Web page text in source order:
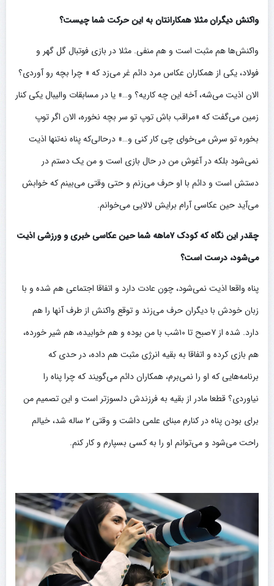
واکنش دیگران مثلا همکارانتان به این حرکت شما چیست؟
واکنش‌ها هم مثبت است و هم منفی. مثلا در بازی فوتبال گل گهر و
فولاد، یکی از همکاران عکاس مرد دائم غر می‌زد که « چرا بچه رو آوردی؟
الان اذیت می‌شه، آخه این چه کاریه؟ و…» یا در مسابقات والیبال یکی کنار
زمین می‌گفت که «مراقب باش توپ تو سر بچه نخوره، الان اگر توپ
بخوره تو سرش می‌خوای چی کار کنی و…» درحالی‌که پناه نه‌تنها اذیت
نمی‌شود بلکه در آغوش من در حال بازی است و من یک دستم در
دستش است و دائم با او حرف می‌زنم و حتی وقتی می‌بینم که خوابش
می‌آید حین عکاسی آرام برایش لالایی می‌خوانم.
چقدر این نگاه که کودک ۷ماهه شما حین عکاسی خبری و ورزشی اذیت
می‌شود، درست است؟
پناه واقعا اذیت نمی‌شود، چون عادت دارد و اتفاقا اجتماعی هم شده و با
زبان خودش با دیگران حرف می‌زند و توقع واکنش از طرف آنها را هم
دارد. شده از ۷صبح تا ۱۰شب با من بوده و هم خوابیده، هم شیر خورده،
هم بازی کرده و اتفاقا به بقیه انرژی مثبت هم داده، در حدی که
برنامه‌هایی که او را نمی‌برم، همکاران دائم می‌گویند که چرا پناه را
نیاوردی؟ قطعا مادر از بقیه به فرزندش دلسوزتر است و این تصمیم من
برای بودن پناه در کنارم مبنای علمی داشت و وقتی ۲ ساله شد، خیالم
راحت می‌شود و می‌توانم او را به کسی بسپارم و کار کنم.